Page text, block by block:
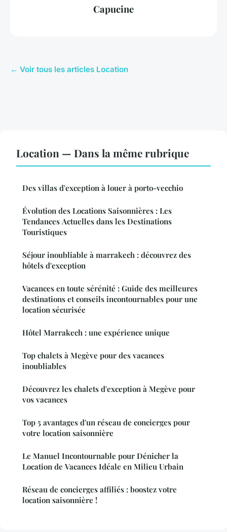
Capucine
← Voir tous les articles Location
Location — Dans la même rubrique
Des villas d'exception à louer à porto-vecchio
Évolution des Locations Saisonnières : Les
Tendances Actuelles dans les Destinations
Touristiques
Séjour inoubliable à marrakech : découvrez des
hôtels d'exception
Vacances en toute sérénité : Guide des meilleures
destinations et conseils incontournables pour une
location sécurisée
Hôtel Marrakech : une expérience unique
Top chalets à Megève pour des vacances
inoubliables
Découvrez les chalets d'exception à Megève pour
vos vacances
Top 5 avantages d'un réseau de concierges pour
votre location saisonnière
Le Manuel Incontournable pour Dénicher la
Location de Vacances Idéale en Milieu Urbain
Réseau de concierges affiliés : boostez votre
location saisonnière !